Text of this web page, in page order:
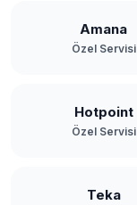
Amana
Özel Servisi
Hotpoint
Özel Servisi
Teka